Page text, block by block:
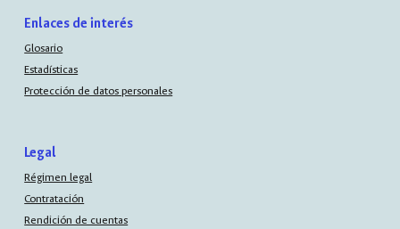
Enlaces de interés
Glosario
Estadísticas
Protección de datos personales
Legal
Régimen legal
Contratación
Rendición de cuentas